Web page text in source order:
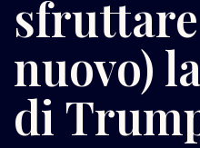
nuovo)
di